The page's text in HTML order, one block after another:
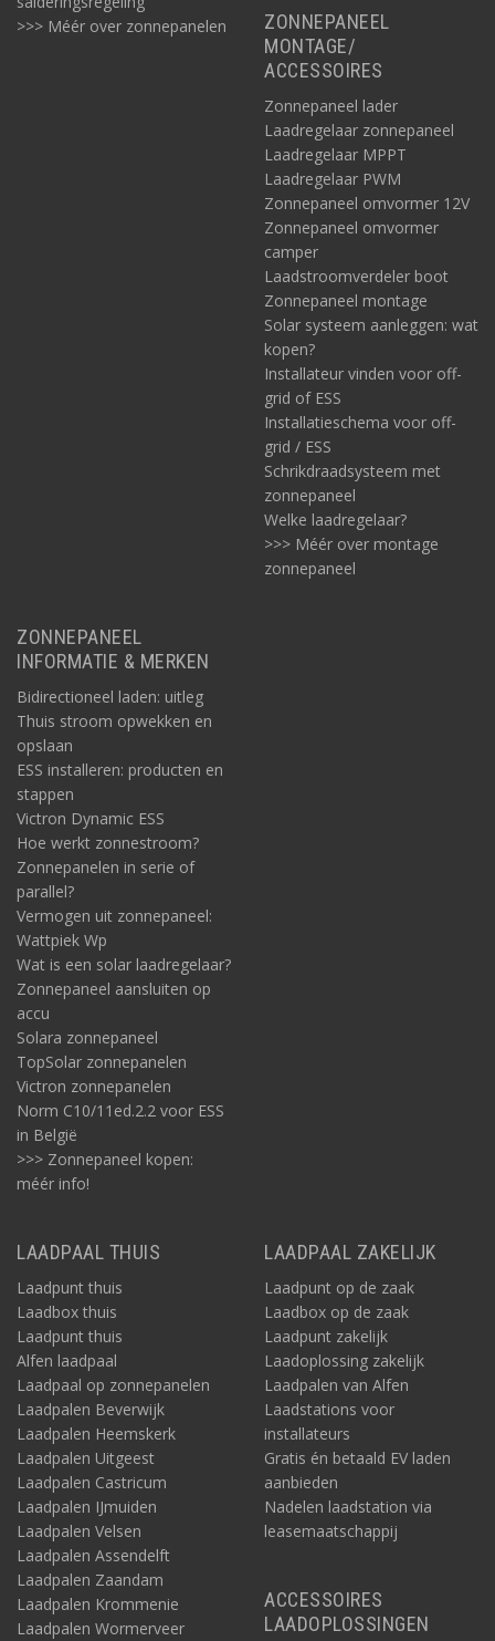
>>> Méér over zonnepanelen
ZONNEPANEEL
MONTAGE/
ACCESSOIRES
Zonnepaneel lader
Laadregelaar zonnepaneel
Laadregelaar MPPT
Laadregelaar PWM
Zonnepaneel omvormer 12V
Zonnepaneel omvormer
camper
Laadstroomverdeler boot
Zonnepaneel montage
Solar systeem aanleggen: wat
kopen?
Installateur vinden voor off-
grid of ESS
Installatieschema voor off-
grid / ESS
Schrikdraadsysteem met
zonnepaneel
Welke laadregelaar?
>>> Méér over montage
zonnepaneel
ZONNEPANEEL
INFORMATIE & MERKEN
Bidirectioneel laden: uitleg
Thuis stroom opwekken en
opslaan
ESS installeren: producten en
stappen
Victron Dynamic ESS
Hoe werkt zonnestroom?
Zonnepanelen in serie of
parallel?
Vermogen uit zonnepaneel:
Wattpiek Wp
Wat is een solar laadregelaar?
Zonnepaneel aansluiten op
accu
Solara zonnepaneel
TopSolar zonnepanelen
Victron zonnepanelen
Norm C10/11ed.2.2 voor ESS
in België
>>> Zonnepaneel kopen:
méér info!
LAADPAAL THUIS
Laadpunt thuis
Laadbox thuis
Laadpunt thuis
Alfen laadpaal
Laadpaal op zonnepanelen
Laadpalen Beverwijk
Laadpalen Heemskerk
Laadpalen Uitgeest
Laadpalen Castricum
Laadpalen IJmuiden
Laadpalen Velsen
Laadpalen Assendelft
Laadpalen Zaandam
Laadpalen Krommenie
Laadpalen Wormerveer
LAADPAAL ZAKELIJK
Laadpunt op de zaak
Laadbox op de zaak
Laadpunt zakelijk
Laadoplossing zakelijk
Laadpalen van Alfen
Laadstations voor
installateurs
Gratis én betaald EV laden
aanbieden
Nadelen laadstation via
leasemaatschappij
ACCESSOIRES
LAADOPLOSSINGEN